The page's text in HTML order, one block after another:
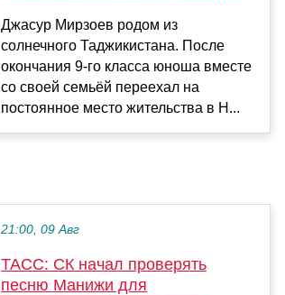
Джасур Мирзоев родом из
солнечного Таджикистана. После
окончания 9-го класса юноша вместе
со своей семьёй переехал на
постоянное место жительства в Н...
21:00, 09 Авг
ТАСС: СК начал проверять
песню Манижи для